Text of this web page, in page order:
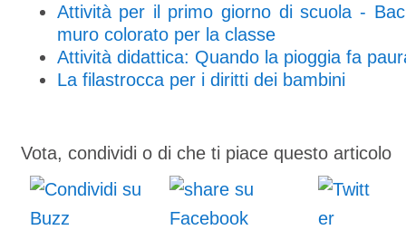
Attività per il primo giorno di scuola -
muro colorato per la classe
Attività didattica: Quando la pioggia fa
La filastrocca per i diritti dei bambini
Vota, condividi o di che ti piace questo articolo